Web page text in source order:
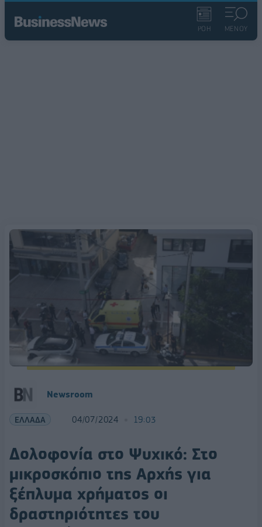
ΡΟΗ ΜΕΝΟΥ
Newsroom
ΕΛΛΑΔΑ 04/07/2024 19:03
Δολοφονία στο Ψυχικό: Στο
μικροσκόπιο της Αρχής για
ξέπλυμα χρήματος οι
δραστηριότητες του